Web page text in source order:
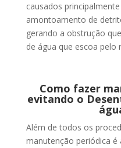
causados
amontoamento de
gerando a obstrução
de água que escoa pelo
Como fazer
evitando o
Além de todos os
manutenção periódica